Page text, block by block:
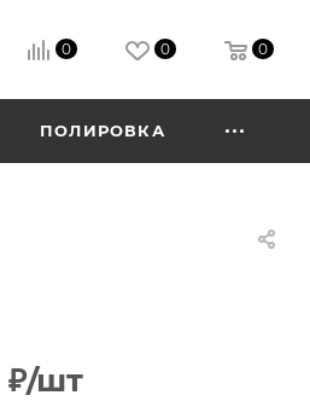
0 0 0
ПОЛИРОВКА
₽/шт